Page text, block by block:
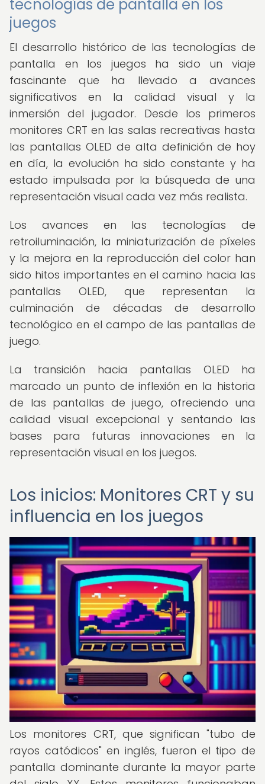
tecnologías de pantalla en los
juegos
El desarrollo histórico de las tecnologías de
pantalla en los juegos ha sido un viaje
fascinante que ha llevado a avances
significativos en la calidad visual y la
inmersión del jugador. Desde los primeros
monitores CRT en las salas recreativas hasta
las pantallas OLED de alta definición de hoy
en día, la evolución ha sido constante y ha
estado impulsada por la búsqueda de una
representación visual cada vez más realista.
Los avances en las tecnologías de
retroiluminación, la miniaturización de píxeles
y la mejora en la reproducción del color han
sido hitos importantes en el camino hacia las
pantallas OLED, que representan la
culminación de décadas de desarrollo
tecnológico en el campo de las pantallas de
juego.
La transición hacia pantallas OLED ha
marcado un punto de inflexión en la historia
de las pantallas de juego, ofreciendo una
calidad visual excepcional y sentando las
bases para futuras innovaciones en la
representación visual en los juegos.
Los inicios: Monitores CRT y su
influencia en los juegos
Los monitores CRT, que significan "tubo de
rayos catódicos" en inglés, fueron el tipo de
pantalla dominante durante la mayor parte